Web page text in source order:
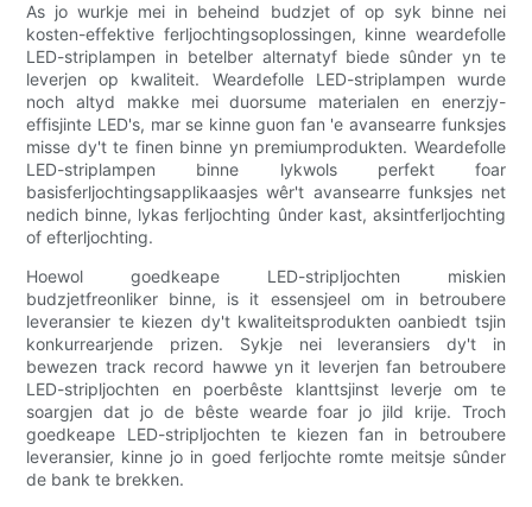
As jo ​​wurkje mei in beheind budzjet of op syk binne nei
kosten-effektive ferljochtingsoplossingen, kinne weardefolle
LED-striplampen in betelber alternatyf biede sûnder yn te
leverjen op kwaliteit. Weardefolle LED-striplampen wurde
noch altyd makke mei duorsume materialen en enerzjy-
effisjinte LED's, mar se kinne guon fan 'e avansearre funksjes
misse dy't te finen binne yn premiumprodukten. Weardefolle
LED-striplampen binne lykwols perfekt foar
basisferljochtingsapplikaasjes wêr't avansearre funksjes net
nedich binne, lykas ferljochting ûnder kast, aksintferljochting
of efterljochting.
Hoewol goedkeape LED-stripljochten miskien
budzjetfreonliker binne, is it essensjeel om in betroubere
leveransier te kiezen dy't kwaliteitsprodukten oanbiedt tsjin
konkurrearjende prizen. Sykje nei leveransiers dy't in
bewezen track record hawwe yn it leverjen fan betroubere
LED-stripljochten en poerbêste klanttsjinst leverje om te
soargjen dat jo de bêste wearde foar jo jild krije. Troch
goedkeape LED-stripljochten te kiezen fan in betroubere
leveransier, kinne jo in goed ferljochte romte meitsje sûnder
de bank te brekken.